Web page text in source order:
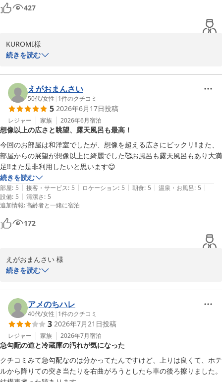
貝汁が美味しかったです。
子供の夕食もたくさん種類があり、お寿司もありました。最後に出てき
た子供用のデザートも豪華すぎてびっくり。お部屋もすごく広くて子供
達ははしゃいでいました。部屋から見える夜景も綺麗でした。
また長崎に行く時はお願いしたいです。
427
KUROMI様
がとうございます。ご満足いただけた様子をお聞きし、大変嬉しく
思っております。お子様への配慮や食事に関するお褒めの言葉、ス
タッフの励みになります。また長崎にお越しの際はにっしょうかん
新館梅松鶴をご利用下さいませ。KUROMI様のまたのご利用を心よ
りお待ち申し上げます。
にっしょうかん新館梅松鶴
2026-05-06
続きを読む
えがおまんさい
50代/女性 | 1件のクチコミ
5 2026年6月17日投稿
レジャー 家族 2026年6月宿泊
想像以上の広さと眺望、露天風呂も最高！
今回のお部屋は和洋室でしたが、想像を超える広さにビックリ‼️また、
部屋からの展望が想像以上に綺麗でした🥰お風呂も露天風呂もあり大満
足!!また是非利用したいと思います😊
続きを読む
部屋: 5 | 接客・サービス: 5 | ロケーション: 5 | 朝食: 5 | 温泉・お風呂: 5 |
設備: 5 | 清潔さ: 5
追加情報:高齢者と一緒に宿泊
172
えがおまんさい 様
とうございます。お部屋の広さや展望、大浴場にご満足いただけた
とのこと、大変嬉しく思っております。また機会がございましたら
ぜひにっしょうかん新館梅松鶴をご利用下さいませ。またのご利用
を心よりお待ち申し上げます。
にっしょうかん新館梅松鶴
続きを読む
アメのちハレ
40代/女性 | 1件のクチコミ
3 2026年7月21日投稿
レジャー 家族 2026年7月宿泊
急勾配の道と冷蔵庫の汚れが気になった
クチコミみて急勾配なのは分かってたんですけど、上りは良くて、ホテ
ルから降りての突き当たりを右曲がろうとしたら車の後ろ擦りました。